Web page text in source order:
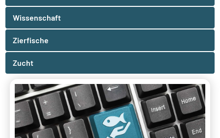
Wissenschaft
Zierfische
Zucht